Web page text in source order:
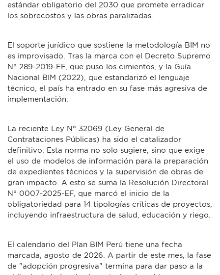
estándar obligatorio del 2030 que promete erradicar
los sobrecostos y las obras paralizadas.
El soporte jurídico que sostiene la metodología BIM no
es improvisado. Tras la marca con el Decreto Supremo
N° 289-2019-EF, que puso los cimientos, y la Guía
Nacional BIM (2022), que estandarizó el lenguaje
técnico, el país ha entrado en su fase más agresiva de
implementación.
La reciente Ley N° 32069 (Ley General de
Contrataciones Públicas) ha sido el catalizador
definitivo. Esta norma no solo sugiere, sino que exige
el uso de modelos de información para la preparación
de expedientes técnicos y la supervisión de obras de
gran impacto. A esto se suma la Resolución Directoral
N° 0007-2025-EF, que marcó el inicio de la
obligatoriedad para 14 tipologías críticas de proyectos,
incluyendo infraestructura de salud, educación y riego.
El calendario del Plan BIM Perú tiene una fecha
marcada, agosto de 2026. A partir de este mes, la fase
de "adopción progresiva" termina para dar paso a la